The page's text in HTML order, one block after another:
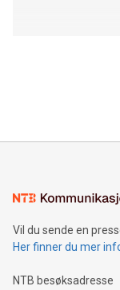
Vil du sende en
Her finner du mer
NTB besøksadresse